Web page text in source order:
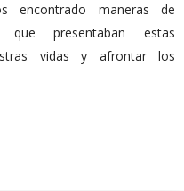
encontrado maneras de
que presentaban estas
vidas y afrontar los